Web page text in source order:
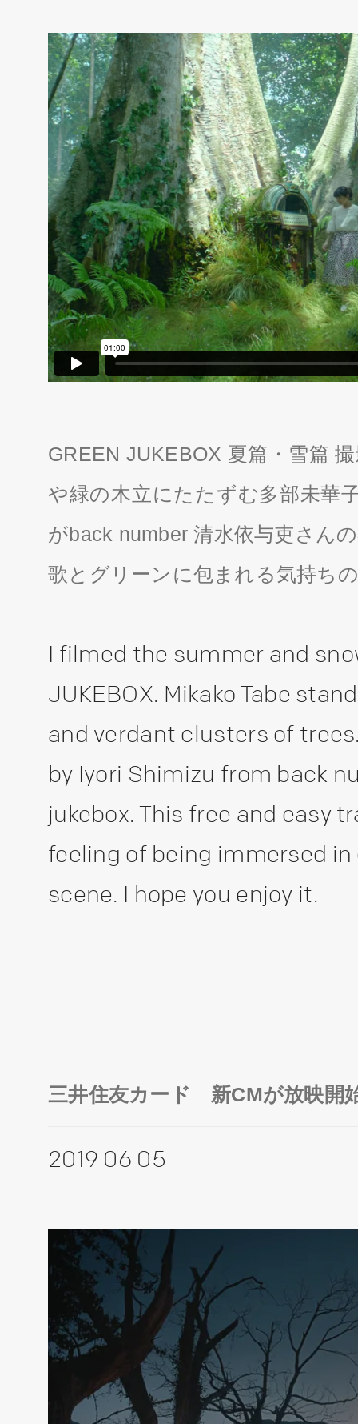
GREEN JUKEBOX 夏篇・雪篇
や緑の木立にたたずむ多部未華
がback number 清水依与吏さん
歌とグリーンに包まれる気持ち
I filmed the summer and
JUKEBOX. Mikako Tabe
and verdant clusters of
by Iyori Shimizu from back
jukebox. This free and easy
feeling of being immersed
scene. I hope you enjoy it.
三井住友カード 新CMが放映開
2019 06 05